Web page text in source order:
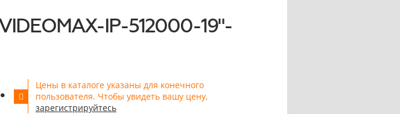
IP-512000-19"-
Цены в каталоге указаны для конечного
пользователя. Чтобы увидеть вашу цену,
зарегистрируйтесь